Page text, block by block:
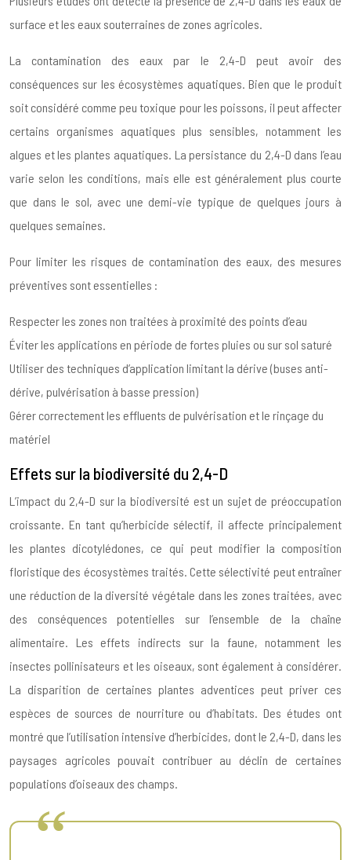
surface et les eaux souterraines de zones agricoles.
La contamination des eaux par le 2,4-D peut avoir des
conséquences sur les écosystèmes aquatiques. Bien que le produit
soit considéré comme peu toxique pour les poissons, il peut affecter
certains organismes aquatiques plus sensibles, notamment les
algues et les plantes aquatiques. La persistance du 2,4-D dans l’eau
varie selon les conditions, mais elle est généralement plus courte
que dans le sol, avec une demi-vie typique de quelques jours à
quelques semaines.
Pour limiter les risques de contamination des eaux, des mesures
préventives sont essentielles :
Respecter les zones non traitées à proximité des points d’eau
Éviter les applications en période de fortes pluies ou sur sol saturé
Utiliser des techniques d’application limitant la dérive (buses anti-
dérive, pulvérisation à basse pression)
Gérer correctement les effluents de pulvérisation et le rinçage du
matériel
Effets sur la biodiversité du 2,4-D
L’impact du 2,4-D sur la biodiversité est un sujet de préoccupation
croissante. En tant qu’herbicide sélectif, il affecte principalement
les plantes dicotylédones, ce qui peut modifier la composition
floristique des écosystèmes traités. Cette sélectivité peut entraîner
une réduction de la diversité végétale dans les zones traitées, avec
des conséquences potentielles sur l’ensemble de la chaîne
alimentaire. Les effets indirects sur la faune, notamment les
insectes pollinisateurs et les oiseaux, sont également à considérer.
La disparition de certaines plantes adventices peut priver ces
espèces de sources de nourriture ou d’habitats. Des études ont
montré que l’utilisation intensive d’herbicides, dont le 2,4-D, dans les
paysages agricoles pouvait contribuer au déclin de certaines
populations d’oiseaux des champs.